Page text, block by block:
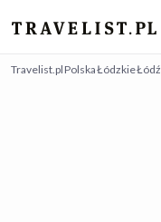
Travelist.plPolskaŁódzkieŁódź